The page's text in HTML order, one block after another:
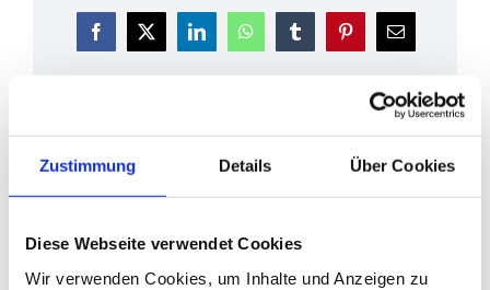
Zustimmung Details Über Cookies
Diese Webseite verwendet Cookies
Wir verwenden Cookies, um Inhalte und Anzeigen zu
Facebook
X LinkedInWhatsAppTumblrPinterest
E-
Mail
Feierliche Vesper Feierliche Vesper